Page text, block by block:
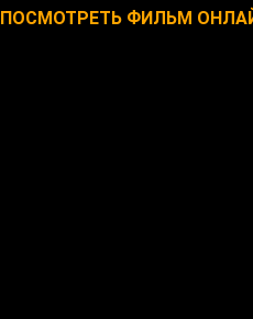
ПОСМОТРЕТЬ ФИЛЬМ